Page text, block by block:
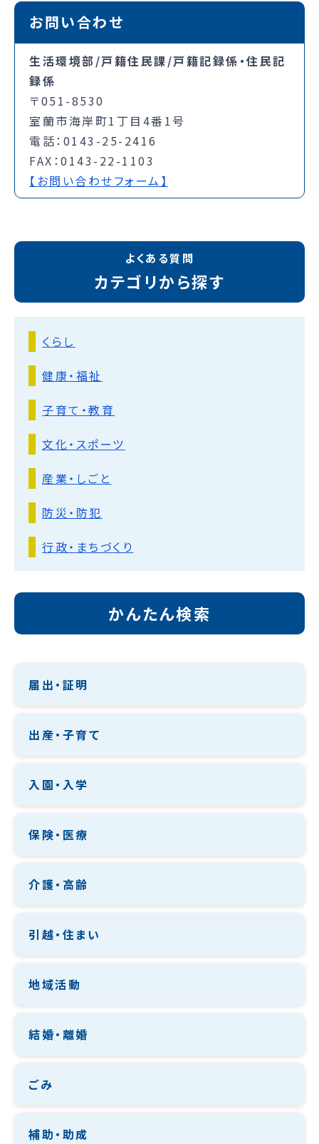
お問い合わせ
生活環境部/戸籍住民課/戸籍記録係・住民記
録係
〒051-8530
室蘭市海岸町1丁目4番1号
電話：0143-25-2416
FAX：0143-22-1103
【お問い合わせフォーム】
よくある質問
カテゴリから探す
くらし
健康・福祉
子育て・教育
文化・スポーツ
産業・しごと
防災・防犯
行政・まちづくり
かんたん検索
届出・証明
出産・子育て
入園・入学
保険・医療
介護・高齢
引越・住まい
地域活動
結婚・離婚
ごみ
補助・助成